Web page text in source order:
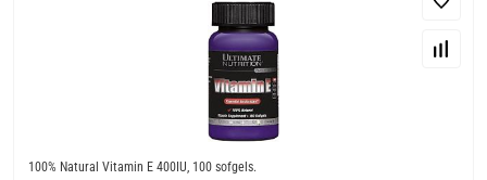
100% Natural Vitamin E 400IU, 100 sofgels.